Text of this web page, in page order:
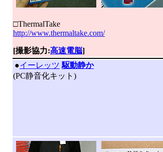
□ThermalTake
http://www.thermaltake.com/
[撮影協力:高速電脳]
●イーレッツ 駆動静か
(PC静音化キット)